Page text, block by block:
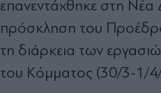
επανεντάχθηκε στη Νέα
πρόσκληση του
τη διάρκεια των
του Κόμματος (30/3-1/